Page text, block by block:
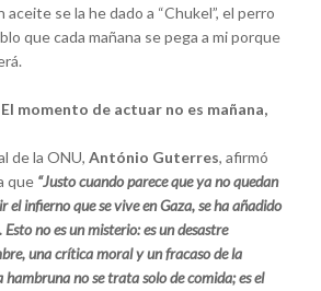
se la he dado a “Chukel”, el perro
que cada mañana se pega a mi porque
momento de actuar no es mañana,
de la ONU, António Guterres, afirmó
que “Justo cuando parece que ya no quedan
el infierno que se vive en Gaza, se ha añadido
no es un misterio: es un desastre
una crítica moral y un fracaso de la
no se trata solo de comida; es el